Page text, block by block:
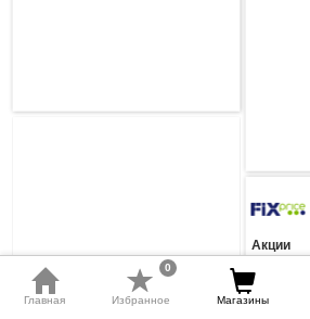
Акции
(3 - 9
Главная Избранное
0
Магазины